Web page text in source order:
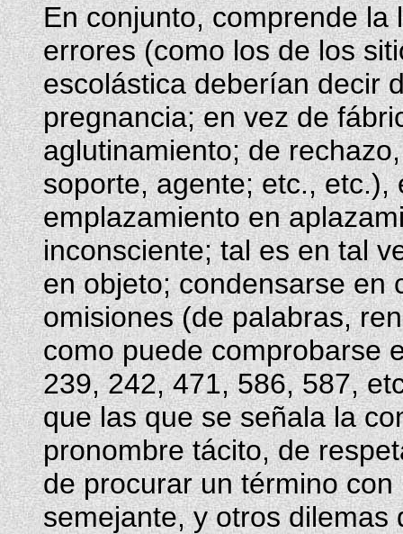
En conjunto, comprende
errores (como los de los
escolástica deberían decir
pregnancia; en vez de
aglutinamiento; de
soporte, agente; etc.,
emplazamiento en
inconsciente; tal es en tal
en objeto; condensarse en
omisiones (de palabras,
como puede comprobarse
239, 242, 471, 586, 587,
que las que se señala la
pronombre tácito, de
de procurar un término
semejante, y otros dilemas